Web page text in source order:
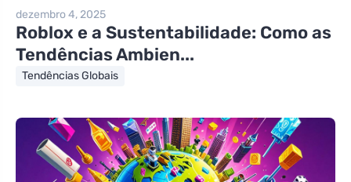
dezembro 4, 2025
Roblox e a Sustentabilidade: Como as
Tendências Ambien...
Tendências Globais